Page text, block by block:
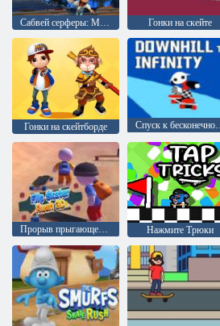
Сабвей серферы: Мировой тур Токио Мой тур Гонки на скейте
Гонки на скейтборде Спуск к
Прорыв прыгающего скейтера 3D Нажмите Трюки